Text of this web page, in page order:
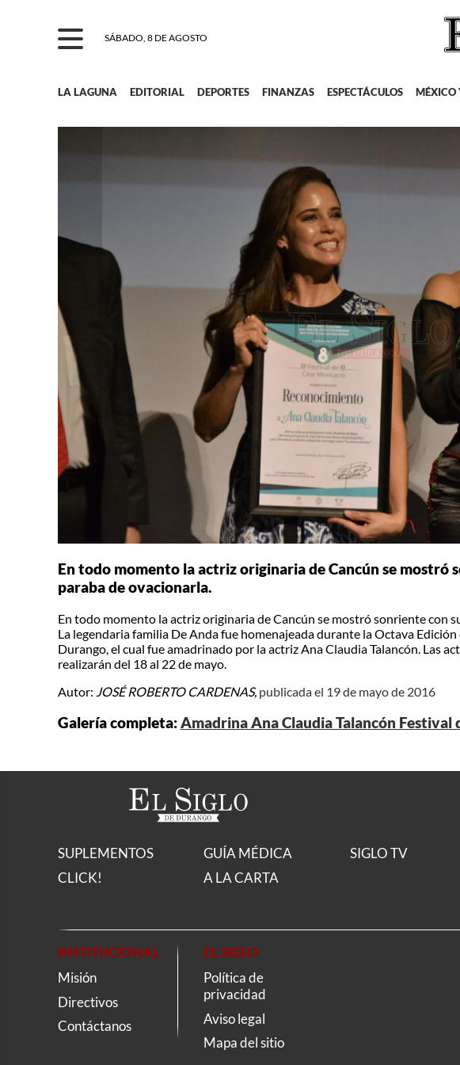
SÁBADO, 8 DE AGOSTO
LA LAGUNA EDITORIAL DEPORTES FINANZAS ESPECTÁCULOS MÉXICO
En todo momento la actriz originaria de Cancún se mostró
paraba de ovacionarla.
En todo momento la actriz originaria de Cancún se mostró sonriente con
La legendaria familia De Anda fue homenajeada durante la Octava
Durango, el cual fue amadrinado por la actriz Ana Claudia Talancón. Las
realizarán del 18 al 22 de mayo.
Autor: JOSÉ ROBERTO CARDENAS, publicada el 19 de mayo de 2016
Galería completa:Amadrina Ana Claudia Talancón Festival
SUPLEMENTOS
CLICK!
GUÍA MÉDICA
A LA CARTA
SIGLO TV
INSTITUCIONAL
Misión
Directivos
Contáctanos
EL SIGLO
Política de
privacidad
Aviso legal
Mapa del sitio